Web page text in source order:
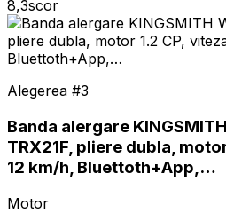
8,3scor
Alegerea #3
Banda alergare
TRX21F, pliere dubla,
12 km/h, Bluettoth+App,…
Motor